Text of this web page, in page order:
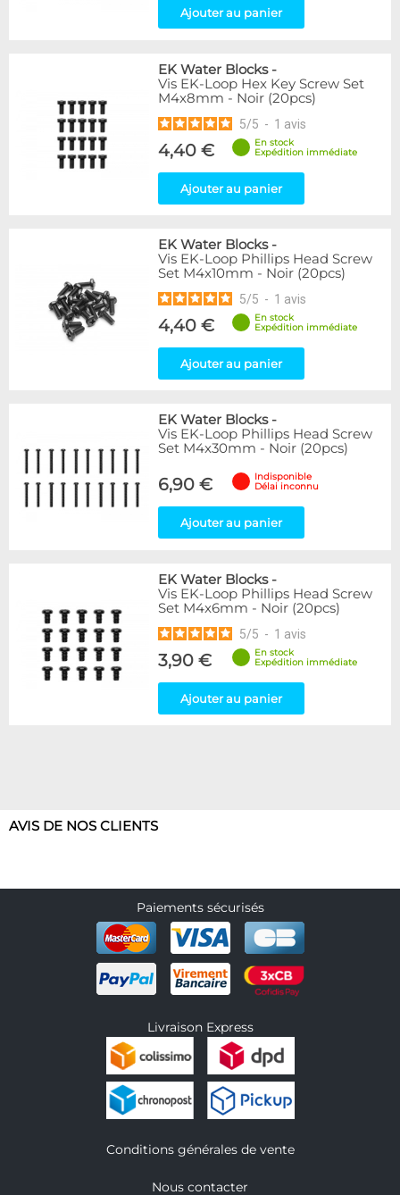
Ajouter au panier
EK Water Blocks-
Vis EK-Loop Hex Key Screw Set
M4x8mm - Noir (20pcs)
5/5 - 1 avis
4,40 €
En stock
Expédition immédiate
Ajouter au panier
EK Water Blocks-
Vis EK-Loop Phillips Head Screw
Set M4x10mm - Noir (20pcs)
5/5 - 1 avis
4,40 €
En stock
Expédition immédiate
Ajouter au panier
EK Water Blocks-
Vis EK-Loop Phillips Head Screw
Set M4x30mm - Noir (20pcs)
6,90 €
Indisponible
Délai inconnu
Ajouter au panier
EK Water Blocks-
Vis EK-Loop Phillips Head Screw
Set M4x6mm - Noir (20pcs)
5/5 - 1 avis
3,90 €
En stock
Expédition immédiate
Ajouter au panier
AVIS DE NOS CLIENTS
Paiements sécurisés
Livraison Express
Conditions générales de vente
Nous contacter